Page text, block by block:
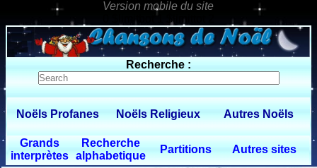
0 $limitbot 1 $limittot 2
Recherche :
Noëls Profanes Noëls Religieux Autres Noëls
Grands
interprètes
Recherche
alphabetique
Partitions Autres sites